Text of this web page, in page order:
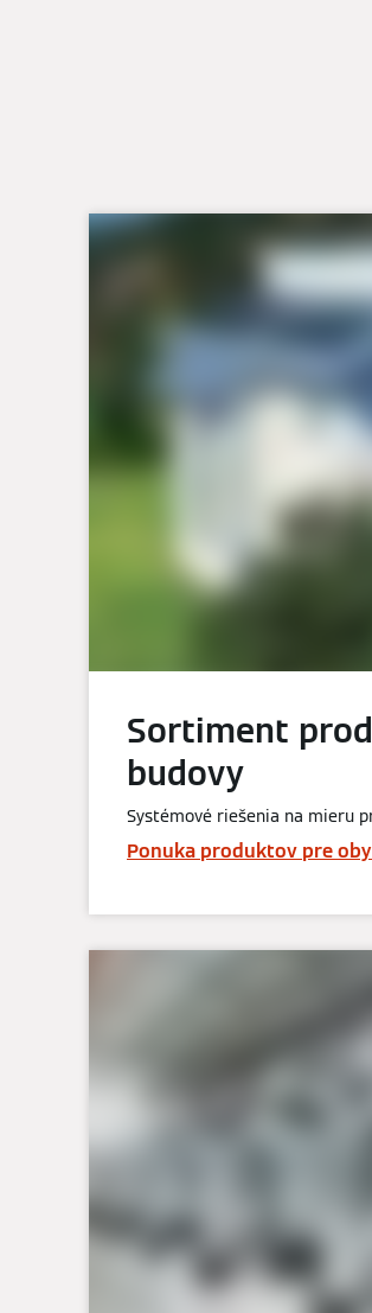
Sortiment
budovy
Systémové riešenia na mieru
Ponuka produktov pre